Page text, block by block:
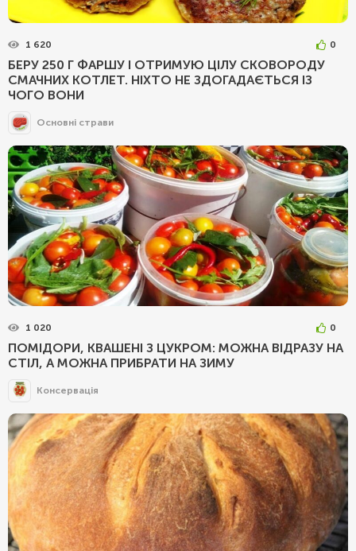
1 620 0
БЕРУ 250 Г ФАРШУ І ОТРИМУЮ ЦІЛУ СКОВОРОДУ
СМАЧНИХ КОТЛЕТ. НІХТО НЕ ЗДОГАДАЄТЬСЯ ІЗ
ЧОГО ВОНИ
Основні страви
1 020 0
ПОМІДОРИ, КВАШЕНІ З ЦУКРОМ: МОЖНА ВІДРАЗУ НА
СТІЛ, А МОЖНА ПРИБРАТИ НА ЗИМУ
Консервація